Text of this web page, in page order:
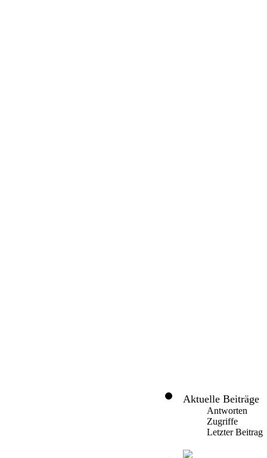
Aktuelle Beiträge
Antworten
Zugriffe
Letzter Beitrag